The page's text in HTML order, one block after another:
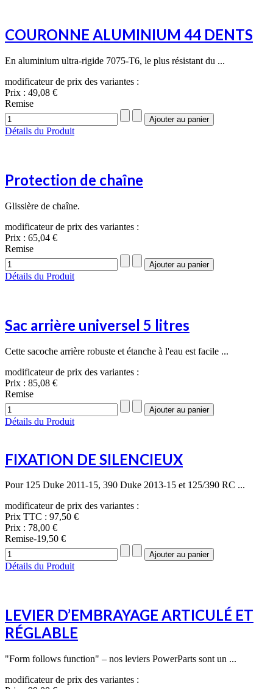
COURONNE ALUMINIUM 44 DENTS
En aluminium ultra-rigide 7075-T6, le plus résistant du ...
modificateur de prix des variantes :
Prix : 49,08 €
Remise
Détails du Produit
Protection de chaîne
Glissière de chaîne.
modificateur de prix des variantes :
Prix : 65,04 €
Remise
Détails du Produit
Sac arrière universel 5 litres
Cette sacoche arrière robuste et étanche à l'eau est facile ...
modificateur de prix des variantes :
Prix : 85,08 €
Remise
Détails du Produit
FIXATION DE SILENCIEUX
Pour 125 Duke 2011-15, 390 Duke 2013-15 et 125/390 RC ...
modificateur de prix des variantes :
Prix TTC : 97,50 €
Prix : 78,00 €
Remise-19,50 €
Détails du Produit
LEVIER D’EMBRAYAGE ARTICULÉ ET
RÉGLABLE
"Form follows function" – nos leviers PowerParts sont un ...
modificateur de prix des variantes :